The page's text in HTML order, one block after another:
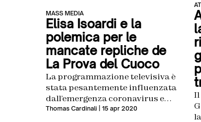
MASS MEDIA
Elisa Isoardi e la
polemica per le
mancate repliche de
La Prova del Cuoco
La programmazione televisiva è
stata pesantemente influenzata
dall’emergenza coronavirus e
uno dei programmi bloccati è La
Thomas Cardinali | 15 apr 2020
Il